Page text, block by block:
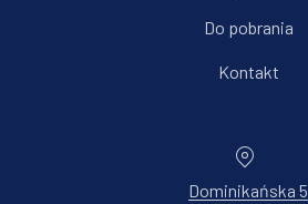
Do pobrania
Kontakt
Dominikańska 5